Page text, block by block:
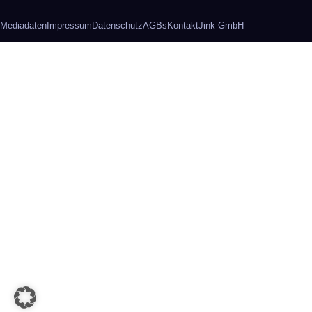
Mediadaten Impressum DatenschutzAGBs KontaktJink GmbH